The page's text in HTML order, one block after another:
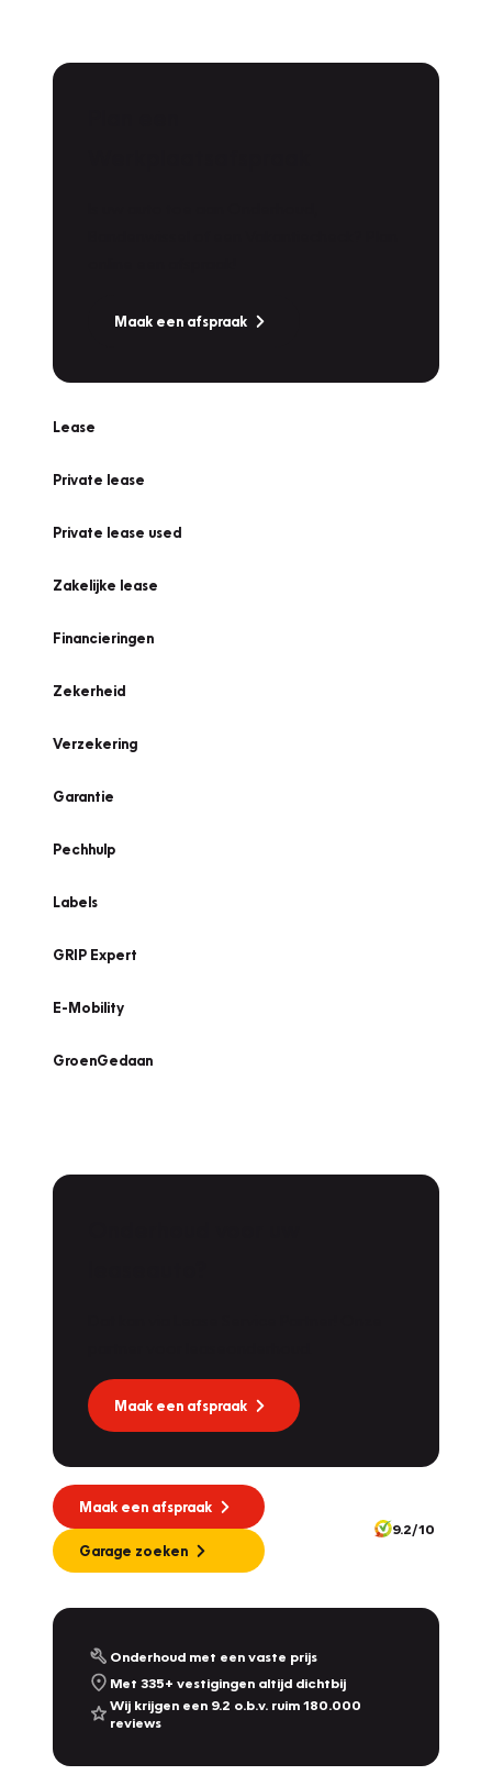
Maak een afspraak
Lease
Private lease
Private lease used
Zakelijke lease
Financieringen
Zekerheid
Verzekering
Garantie
Pechhulp
Labels
GRIP Expert
E-Mobility
GroenGedaan
Maak een afspraak
Maak een afspraak
Garage zoeken
9.2/10
Onderhoud met een vaste prijs
Met 335+ vestigingen altijd dichtbij
Wij krijgen een 9.2 o.b.v. ruim 180.000
reviews